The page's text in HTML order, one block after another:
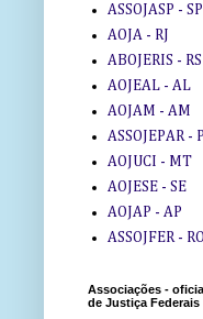
ASSOJASP - SP
AOJA - RJ
ABOJERIS - RS
AOJEAL - AL
AOJAM - AM
ASSOJEPAR -
AOJUCI - MT
AOJESE - SE
AOJAP - AP
ASSOJFER - RO
Associações -
de Justiça Federais